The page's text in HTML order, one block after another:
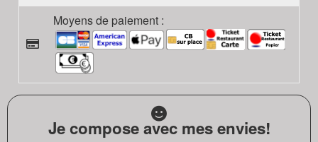
Moyens de paiement :
Je compose avec mes envies!